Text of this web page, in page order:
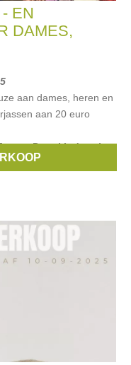
EN
DAMES,
aan dames, heren en
aan 20 euro
,Petrol Industries,